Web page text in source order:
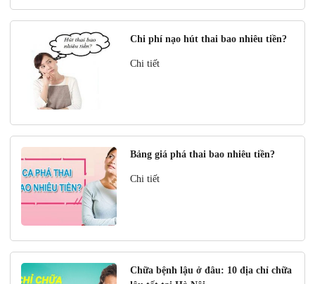
Chi phí nạo hút thai bao nhiêu tiền?
Chi tiết
Bảng giá phá thai bao nhiêu tiền?
Chi tiết
Chữa bệnh lậu ở đâu: 10 địa chỉ chữa